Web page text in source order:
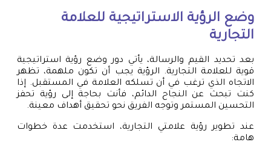
وضع الرؤية الاستراتيجية للعلامة
التجارية
بعد تحديد القيم والرسالة، يأتي دور وضع رؤية استراتيجية
قوية للعلامة التجارية. الرؤية يجب أن تكون ملهمة، تظهر
الاتجاه الذي ترغب في أن تسلكه العلامة في المستقبل. إذا
كنت تبحث عن النجاح الدائم، فأنت بحاجة إلى رؤية تحفز
التحسين المستمر وتوجه الفريق نحو تحقيق أهداف معينة.
عند تطوير رؤية علامتي التجارية، استخدمت عدة خطوات
هامة: